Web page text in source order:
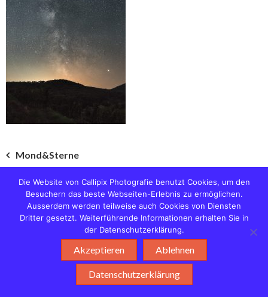
Beitragsnavigation
Mond&Sterne
© 2019 Callipix Photografie
WordPress Theme :
Fotography
Die Website von Callipix Photografie benutzt Cookies, um den
Besuchern das beste Webseiten-Erlebnis zu ermöglichen.
Ausserdem werden teilweise auch Cookies von Diensten
Dritter gesetzt. Weiterführende Informationen erhalten Sie in
der Datenschutzerklärung.
Akzeptieren Ablehnen
Datenschutzerklärung